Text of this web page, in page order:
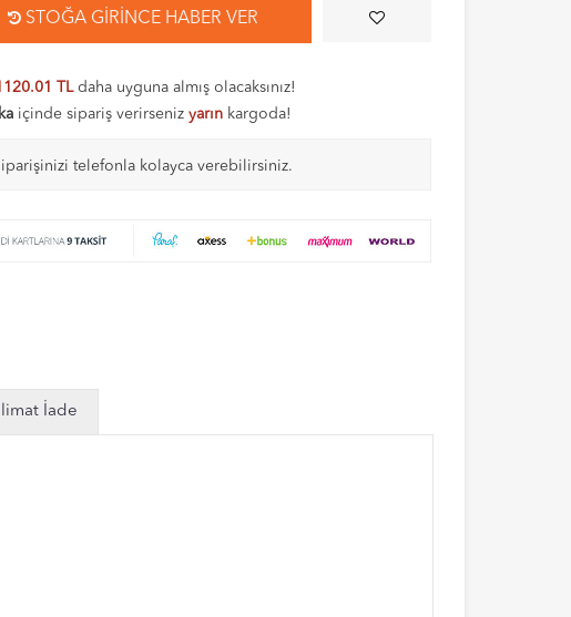
STOĞA GIRINCE HABER VER
TLdaha uyguna almış olacaksınız!
içinde sipariş verirseniz yarın kargoda!
telefonla kolayca verebilirsiniz.
İade